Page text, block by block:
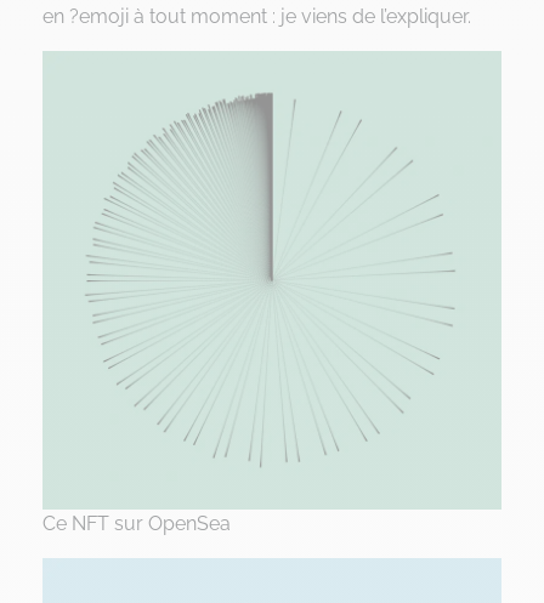
en ?emoji à tout moment : je viens de l’expliquer.
Ce NFT sur OpenSea